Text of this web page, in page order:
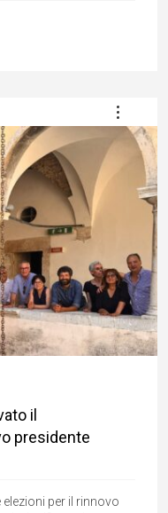
il
presidente
per il rinnovo